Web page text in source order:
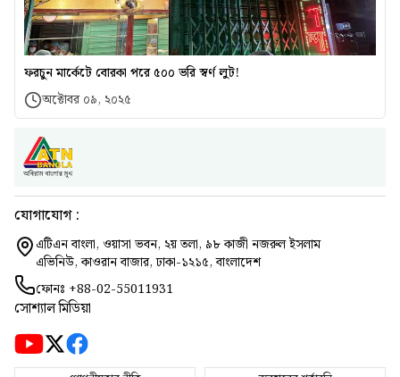
ফরচুন মার্কেটে বোরকা পরে ৫০০ ভরি স্বর্ণ লুট!
অক্টোবর ০৯, ২০২৫
যোগাযোগ :
এটিএন বাংলা, ওয়াসা ভবন, ২য় তলা, ৯৮ কাজী নজরুল ইসলাম
এভিনিউ, কাওরান বাজার, ঢাকা-১২১৫, বাংলাদেশ
ফোনঃ +88-02-55011931
সোশ্যাল মিডিয়া